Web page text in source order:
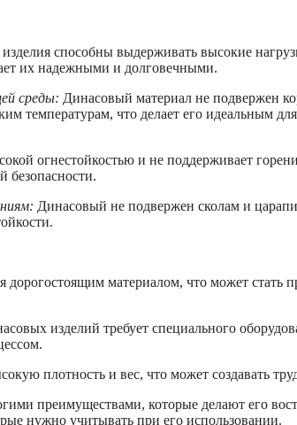
способны выдерживать высокие
их надежными и долговечными.
среды: Динасовый материал не подвержен
температурам, что делает его идеальным
огнестойкостью и не поддерживает
безопасности.
Динасовый не подвержен сколам и
дорогостоящим материалом, что может стать
изделий требует специального
плотность и вес, что может создавать
преимуществами, которые делают его
нужно учитывать при его использовании.